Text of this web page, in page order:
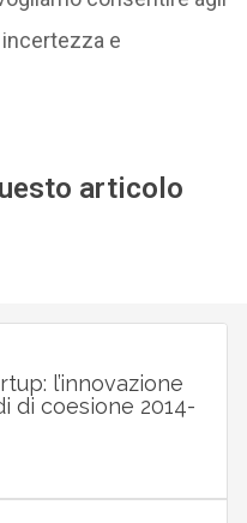
e
articolo
l’innovazione
di coesione 2014-